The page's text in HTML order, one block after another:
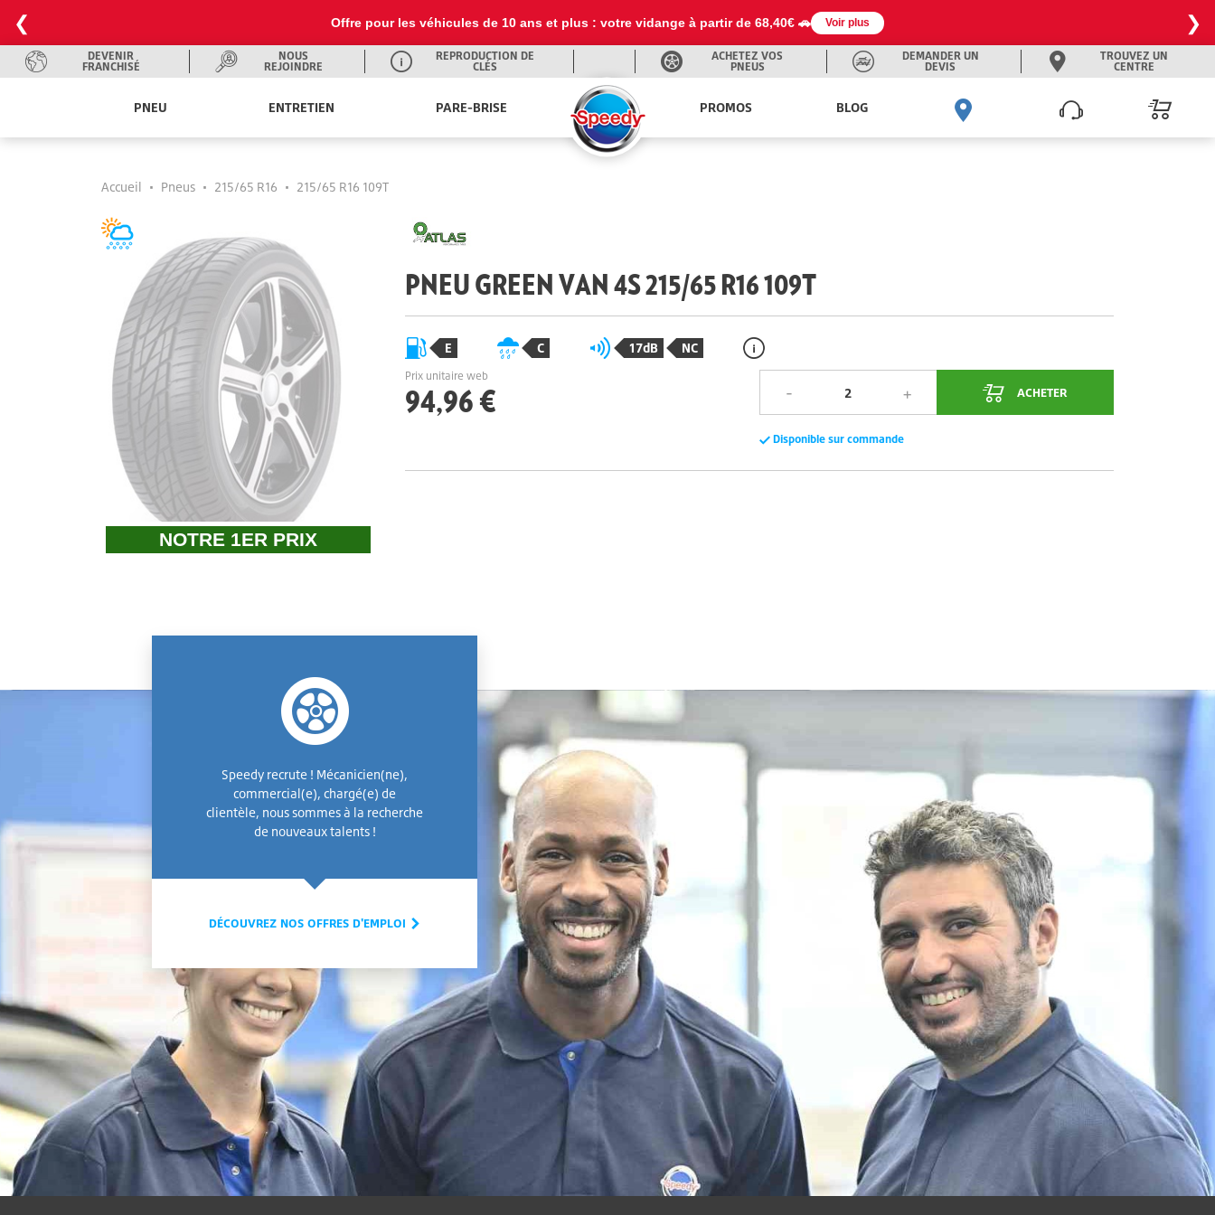
❮ Offre pour les véhicules de 10 ans et plus : votre vidange à partir de 68,40€ 🚗 Voir plus ❯
DEVENIR
FRANCHISÉ
NOUS
REJOINDRE
REPRODUCTION DE
CLÉS
TROUVEZ UN
CENTRE
DEMANDER UN
DEVIS
ACHETEZ VOS
PNEUS
PNEU ENTRETIEN PARE-BRISE PROMOS BLOG
Accueil • Pneus • 215/65 R16 • 215/65 R16 109T
NOTRE 1ER PRIX
PNEU GREEN VAN 4S 215/65 R16 109T
E C 17dB NC
Prix unitaire web
94,96 € ACHETER
Disponible sur commande
Speedy recrute ! Mécanicien(ne),
commercial(e), chargé(e) de
clientèle, nous sommes à la recherche
de nouveaux talents !
DÉCOUVREZ NOS OFFRES D'EMPLOI